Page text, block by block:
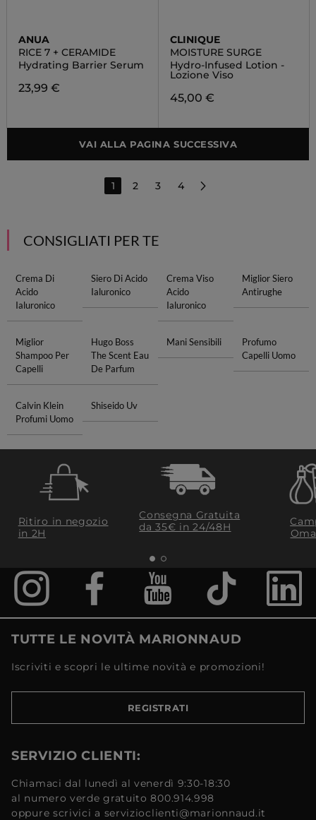
ANUA
RICE 7 + CERAMIDE
Hydrating Barrier Serum
23,99 €
CLINIQUE
MOISTURE SURGE
Hydro-Infused Lotion -
Lozione Viso
45,00 €
VAI ALLA PAGINA SUCCESSIVA
1 2 3 4
CONSIGLIATI PER TE
Crema Di
Acido
Ialuronico
Siero Di Acido
Ialuronico
Crema Viso
Acido
Ialuronico
Miglior Siero
Antirughe
Miglior
Shampoo Per
Capelli
Hugo Boss
The Scent Eau
De Parfum
Mani Sensibili
Profumo
Capelli Uomo
Calvin Klein
Profumi Uomo
Shiseido Uv
Ritiro in negozio
in 2H
Consegna Gratuita
da 35€​ in 24/48H
TUTTE LE NOVITÀ MARIONNAUD
Iscriviti e scopri le ultime novità e promozioni!
REGISTRATI
SERVIZIO CLIENTI:
Chiamaci dal lunedì al venerdì 9:30-18:30
al numero verde gratuito 800.914.998
oppure scrivici a servizioclienti@marionnaud.it